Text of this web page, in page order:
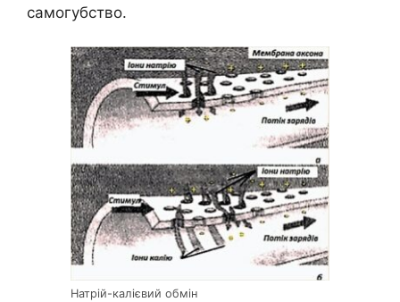
самогубство.
Натрій-калієвий обмін